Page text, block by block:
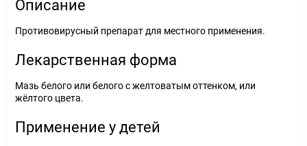
Описание
Противовирусный препарат для местного применения.
Лекарственная форма
Мазь белого или белого с желтоватым оттенком, или
жёлтого цвета.
Применение у детей